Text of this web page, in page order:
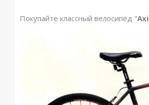
Покупайте классный велосипед "